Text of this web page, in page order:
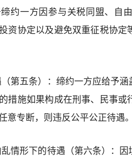
约一方因参与关税同盟、自
资协定以及避免双重征税协定
第五条）：缔约一方应给予涵
措施如果构成在刑事、民事或
意专断，则违反公平公正待遇。
情形下的待遇（第六条）：